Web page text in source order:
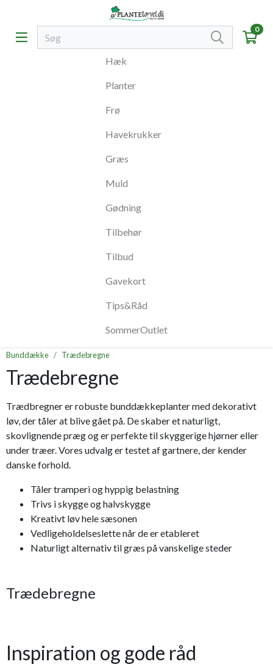
0
Hæk
Planter
Frø
Havekrukker
Græs
Muld
Gødning
Tilbehør
Tilbud
Gavekort
Tips&Råd
SommerOutlet
Bunddække Trædebregne
Trædebregne
Trædbregner er robuste bunddækkeplanter med dekorativt
løv, der tåler at blive gået på. De skaber et naturligt,
skovlignende præg og er perfekte til skyggerige hjørner eller
under træer. Vores udvalg er testet af gartnere, der kender
danske forhold.
Tåler tramperi og hyppig belastning
Trivs i skygge og halvskygge
Kreativt løv hele sæsonen
Vedligeholdelseslette når de er etableret
Naturligt alternativ til græs på vanskelige steder
Trædebregne
Inspiration og gode råd